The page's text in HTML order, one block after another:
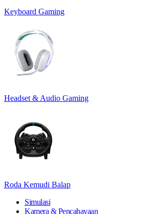
Keyboard Gaming
Headset & Audio Gaming
Roda Kemudi Balap
Simulasi
Kamera & Pencahayaan